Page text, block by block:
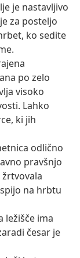
je nastavljivo
za posteljo
ko sedite
po zelo
visoko
Lahko
ki jih
odlično
pravšnjo
na hrbtu
ležišče ima
česar je